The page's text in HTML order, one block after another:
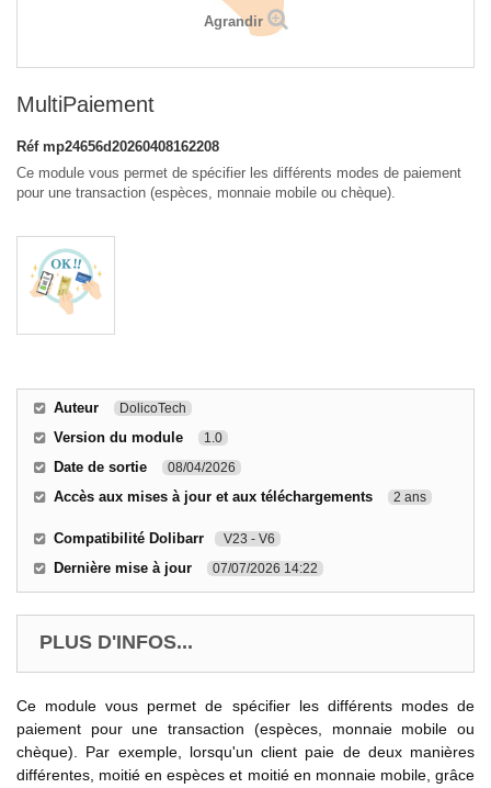
Agrandir
MultiPaiement
Réf mp24656d20260408162208
Ce module vous permet de spécifier les différents modes de paiement
pour une transaction (espèces, monnaie mobile ou chèque).
Auteur DolicoTech
Version du module 1.0
Date de sortie 08/04/2026
Accès aux mises à jour et aux téléchargements 2 ans
Compatibilité Dolibarr V23 - V6
Dernière mise à jour 07/07/2026 14:22
PLUS D'INFOS...
Ce module vous permet de spécifier les différents modes de
paiement pour une transaction (espèces, monnaie mobile ou
chèque). Par exemple, lorsqu'un client paie de deux manières
différentes, moitié en espèces et moitié en monnaie mobile, grâce